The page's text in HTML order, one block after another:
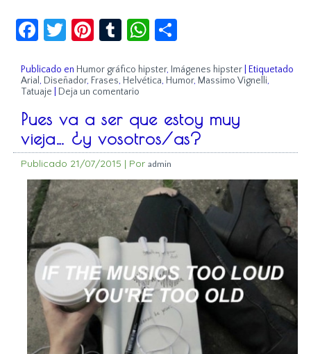
Facebook
Twitter
Pinterest
TumblrWhatsApp
Publicado en Humor gráfico hipster, Imágenes hipster
Etiquetado
Arial , Diseñador, Frases, Helvética, Humor, Massimo Vignelli,
Tatuaje
Deja un comentario
Pues va a ser que estoy muy
vieja… ¿y vosotros/as?
Publicado 21/07/2015 | Por admin